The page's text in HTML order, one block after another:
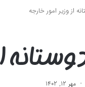
از وزیر امور خارجه
مهر 12, 1402